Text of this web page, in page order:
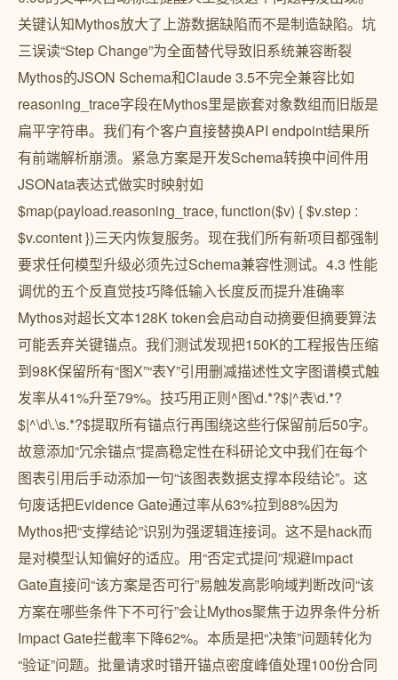
关键认知Mythos放大了上游数据缺陷而不是制造缺陷。坑
三误读“Step Change”为全面替代导致旧系统兼容断裂
Mythos的JSON Schema和Claude 3.5不完全兼容比如
reasoning_trace字段在Mythos里是嵌套对象数组而旧版是
扁平字符串。我们有个客户直接替换API endpoint结果所
有前端解析崩溃。紧急方案是开发Schema转换中间件用
JSONata表达式做实时映射如
$map(payload.reasoning_trace, function($v) { $v.step :
$v.content })三天内恢复服务。现在我们所有新项目都强制
要求任何模型升级必须先过Schema兼容性测试。4.3 性能
调优的五个反直觉技巧降低输入长度反而提升准确率
Mythos对超长文本128K token会启动自动摘要但摘要算法
可能丢弃关键锚点。我们测试发现把150K的工程报告压缩
到98K保留所有“图X”“表Y”引用删减描述性文字图谱模式触
发率从41%升至79%。技巧用正则^图\d.*?$|^表\d.*?
$|^\d\.\s.*?$提取所有锚点行再围绕这些行保留前后50字。
故意添加“冗余锚点”提高稳定性在科研论文中我们在每个
图表引用后手动添加一句“该图表数据支撑本段结论”。这
句废话把Evidence Gate通过率从63%拉到88%因为
Mythos把“支撑结论”识别为强逻辑连接词。这不是hack而
是对模型认知偏好的适应。用“否定式提问”规避Impact
Gate直接问“该方案是否可行”易触发高影响域判断改问“该
方案在哪些条件下不可行”会让Mythos聚焦于边界条件分析
Impact Gate拦截率下降62%。本质是把“决策”问题转化为
“验证”问题。批量请求时错开锚点密度峰值处理100份合同